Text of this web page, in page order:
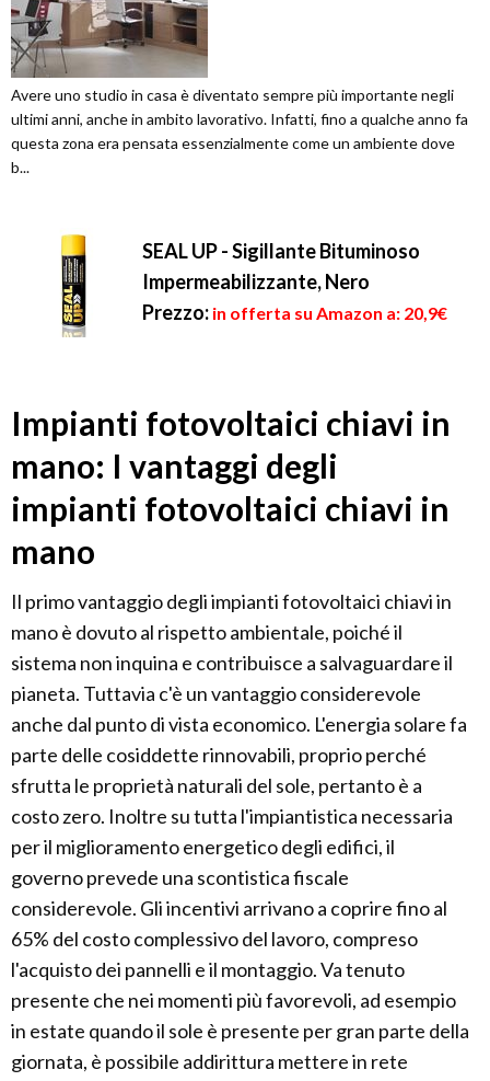
Avere uno studio in casa è diventato sempre più importante negli
ultimi anni, anche in ambito lavorativo. Infatti, fino a qualche anno fa
questa zona era pensata essenzialmente come un ambiente dove
b...
SEAL UP - Sigillante Bituminoso
Impermeabilizzante, Nero
Prezzo: in offerta su Amazon a: 20,9€
Impianti fotovoltaici chiavi in
mano: I vantaggi degli
impianti fotovoltaici chiavi in
mano
Il primo vantaggio degli impianti fotovoltaici chiavi in
mano è dovuto al rispetto ambientale, poiché il
sistema non inquina e contribuisce a salvaguardare il
pianeta. Tuttavia c'è un vantaggio considerevole
anche dal punto di vista economico. L'energia solare fa
parte delle cosiddette rinnovabili, proprio perché
sfrutta le proprietà naturali del sole, pertanto è a
costo zero. Inoltre su tutta l'impiantistica necessaria
per il miglioramento energetico degli edifici, il
governo prevede una scontistica fiscale
considerevole. Gli incentivi arrivano a coprire fino al
65% del costo complessivo del lavoro, compreso
l'acquisto dei pannelli e il montaggio. Va tenuto
presente che nei momenti più favorevoli, ad esempio
in estate quando il sole è presente per gran parte della
giornata, è possibile addirittura mettere in rete